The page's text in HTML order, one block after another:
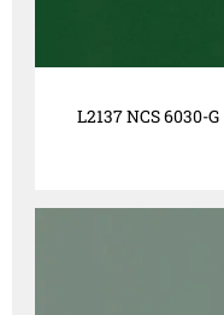
L2137 NCS 6030-G